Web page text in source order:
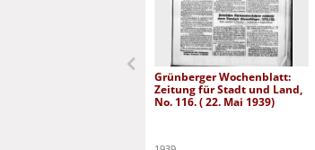
Grünberger Wochenblatt:
Zeitung für Stadt und Land,
No. 116. ( 22. Mai 1939)